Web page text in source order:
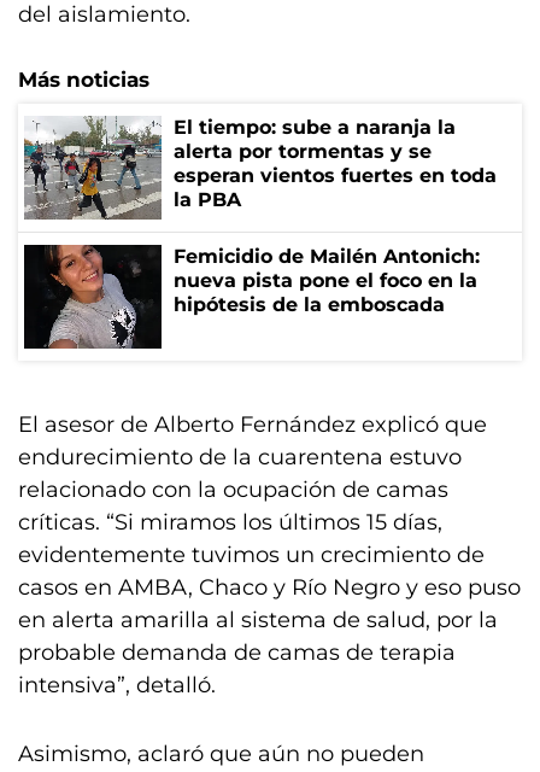
del aislamiento.
Más noticias
El tiempo: sube a naranja la
alerta por tormentas y se
esperan vientos fuertes en toda
la PBA
Femicidio de Mailén Antonich:
nueva pista pone el foco en la
hipótesis de la emboscada
El asesor de Alberto Fernández explicó que
endurecimiento de la cuarentena estuvo
relacionado con la ocupación de camas
críticas. “Si miramos los últimos 15 días,
evidentemente tuvimos un crecimiento de
casos en AMBA, Chaco y Río Negro y eso puso
en alerta amarilla al sistema de salud, por la
probable demanda de camas de terapia
intensiva”, detalló.
Asimismo, aclaró que aún no pueden